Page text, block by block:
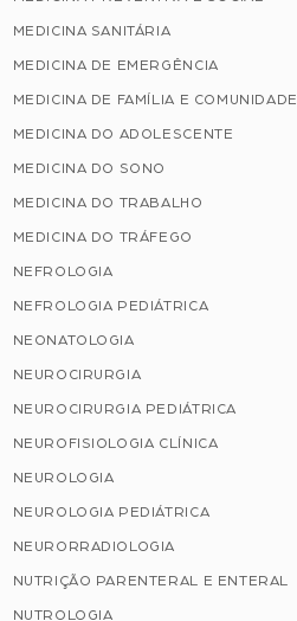
MEDICINA SANITÁRIA
MEDICINA DE EMERGÊNCIA
MEDICINA DE FAMÍLIA E COMUNIDADE
MEDICINA DO ADOLESCENTE
MEDICINA DO SONO
MEDICINA DO TRABALHO
MEDICINA DO TRÁFEGO
NEFROLOGIA
NEFROLOGIA PEDIÁTRICA
NEONATOLOGIA
NEUROCIRURGIA
NEUROCIRURGIA PEDIÁTRICA
NEUROFISIOLOGIA CLÍNICA
NEUROLOGIA
NEUROLOGIA PEDIÁTRICA
NEURORRADIOLOGIA
NUTRIÇÃO PARENTERAL E ENTERAL
NUTROLOGIA